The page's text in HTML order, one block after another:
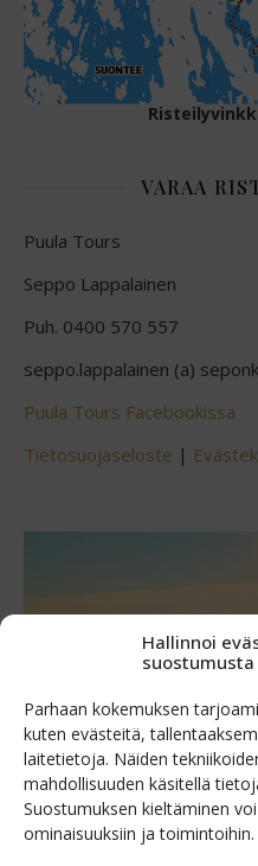
Hallinnoi
suostumusta
Parhaan kokemuksen
kuten evästeitä,
laitetietoja. Näiden
mahdollisuuden käsitellä
Suostumuksen kieltäminen
ominaisuuksiin ja toimintoihin.
VARAA
Puula Tours
Seppo Lappalainen
Puh. 0400 570 557
seppo.lappalainen (a)
Puula Tours Facebookissa
Tietosuojaseloste |